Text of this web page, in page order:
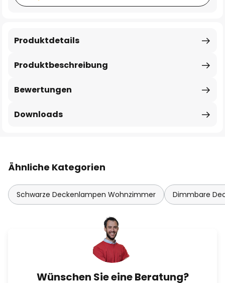
Produktbeschreibung
Produktdetails
Bewertungen
Downloads
Ähnliche Kategorien
Schwarze Deckenlampen Wohnzimmer Dimmbare
Wünschen Sie eine Beratung?